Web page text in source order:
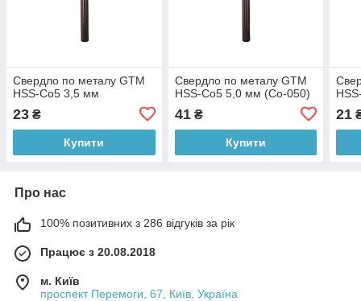
Свердло по металу GTM
HSS-Co5 3,5 мм
23 ₴
Купити
Свердло по металу GTM
HSS-Co5 5,0 мм (Co-050)
41₴
Купити
21
Про нас
100% позитивних з 286 відгуків за рік
Працює з 20.08.2018
м. Київ
проспект Перемоги, 67, Київ, Україна